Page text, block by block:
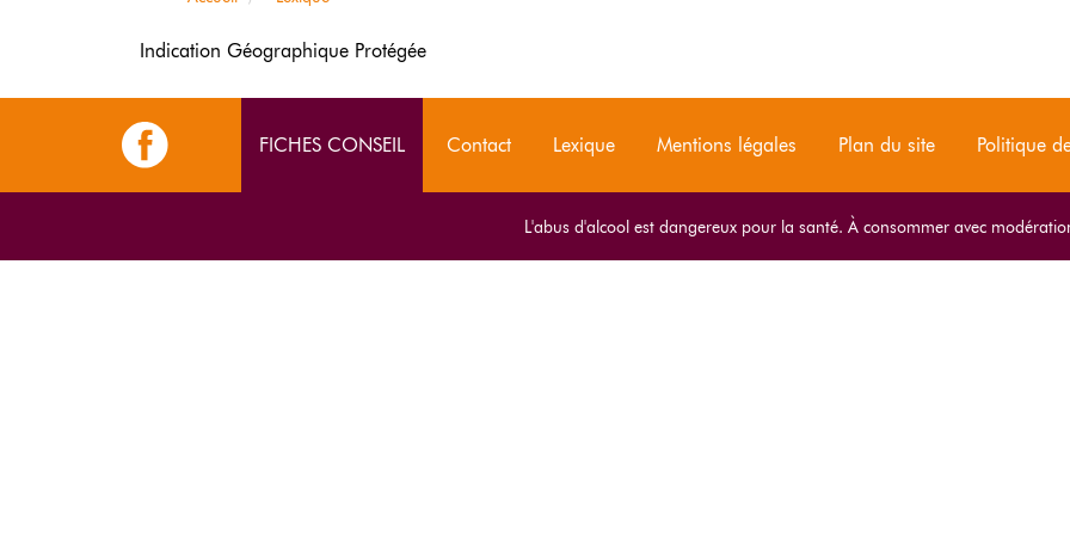
Indication Géographique Protégée
FICHES CONSEIL Contact Lexique Mentions légales Plan du site Politique
L'abus d'alcool est dangereux pour la santé. À consommer avec